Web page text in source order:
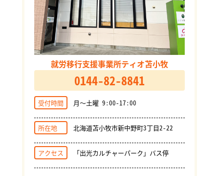
就労移行支援事業所ティオ苫小牧
0144-82-8841
受付時間 月～土曜 9:00-17:00
所在地 北海道苫小牧市新中野町3丁目2-22
アクセス 「出光カルチャーパーク」バス停